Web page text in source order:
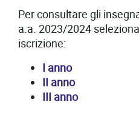
Per consultare gli
a.a. 2023/2024
iscrizione:
I anno
II anno
III anno